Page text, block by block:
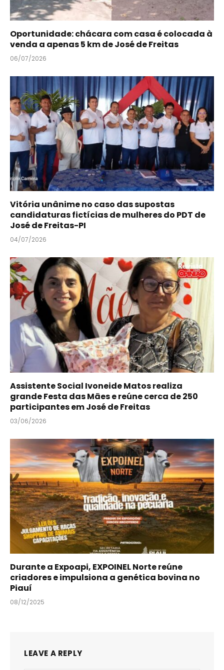
Oportunidade: chácara com casa é colocada à
venda a apenas 5 km de José de Freitas
06/07/2026
Vitória unânime no caso das supostas
candidaturas fictícias de mulheres do PDT de
José de Freitas-PI
04/07/2026
Assistente Social Ivoneide Matos realiza
grande Festa das Mães e reúne cerca de 250
participantes em José de Freitas
03/06/2026
Durante a Expoapi, EXPOINEL Norte reúne
criadores e impulsiona a genética bovina no
Piauí
08/12/2025
LEAVE A REPLY